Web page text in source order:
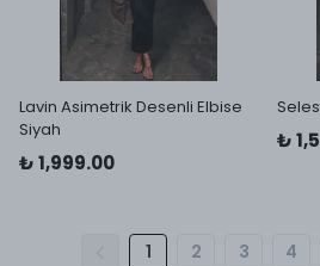
Lavin Asimetrik Desenli Elbise
Siyah
₺ 1,999.00
₺
1 2 3 4